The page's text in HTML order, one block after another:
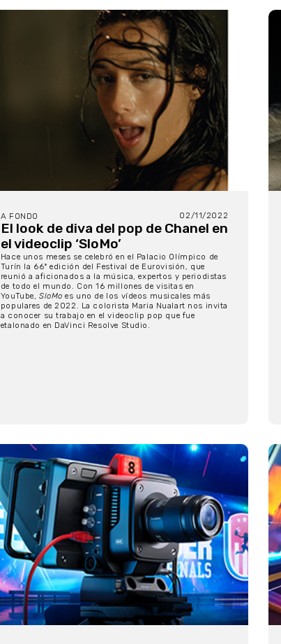
A FONDO 02/11/2022
El look de diva del pop de Chanel en
el videoclip ‘SloMo’
Hace unos meses se celebró en el Palacio Olímpico de
Turín la 66ª edición del Festival de Eurovisión, que
reunió a aficionados a la música, expertos y periodistas
de todo el mundo. Con 16 millones de visitas en
YouTube, SloMo es uno de los vídeos musicales más
populares de 2022. La colorista Maria Nualart nos invita
a conocer su trabajo en el videoclip pop que fue
etalonado en DaVinci Resolve Studio.